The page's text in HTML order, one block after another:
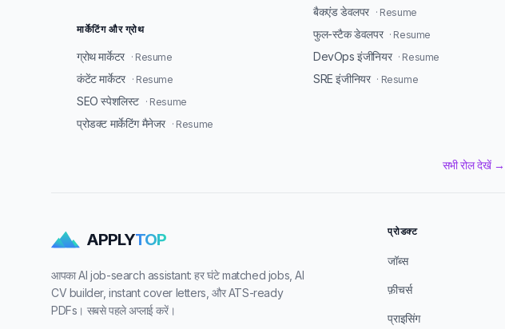
मार्केटिंग और ग्रोथ
ग्रोथ मार्केटर · Resume
कंटेंट मार्केटर · Resume
SEO स्पेशलिस्ट · Resume
प्रोडक्ट मार्केटिंग मैनेजर · Resume
बैकएंड डेवलपर · Resume
फुल-स्टैक डेवलपर · Resume
DevOps इंजीनियर · Resume
SRE इंजीनियर · Resume
सभी रोल देखें →
APPLYTOP
आपका AI job-search assistant: हर घंटे matched jobs, AI
CV builder, instant cover letters, और ATS-ready
PDFs। सबसे पहले अप्लाई करें।
प्रोडक्ट
जॉब्स
फ़ीचर्स
प्राइसिंग